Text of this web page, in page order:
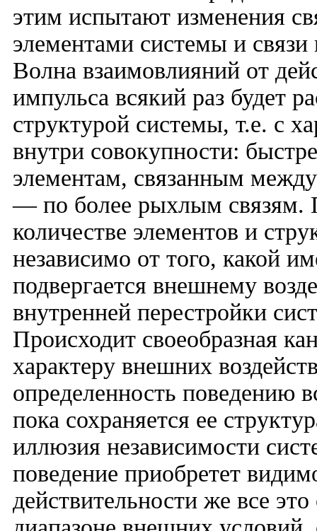
этим испытают изменения
элементами системы и
Волна взаимовлияний от
импульса всякий раз будет
структурой системы, т.е. с
внутри совокупности:
элементам, связанным
— по более рыхлым связям.
количестве элементов и
независимо от того, какой
подвергается внешнему
внутренней перестройки
Происходит своеобразная
характеру внешних
определенность поведению
пока сохраняется ее
иллюзия независимости
поведение приобретет
действительности же все